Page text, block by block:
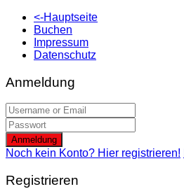
<-Hauptseite
Buchen
Impressum
Datenschutz
Anmeldung
Anmeldung
Noch kein Konto? Hier registrieren!
Registrieren